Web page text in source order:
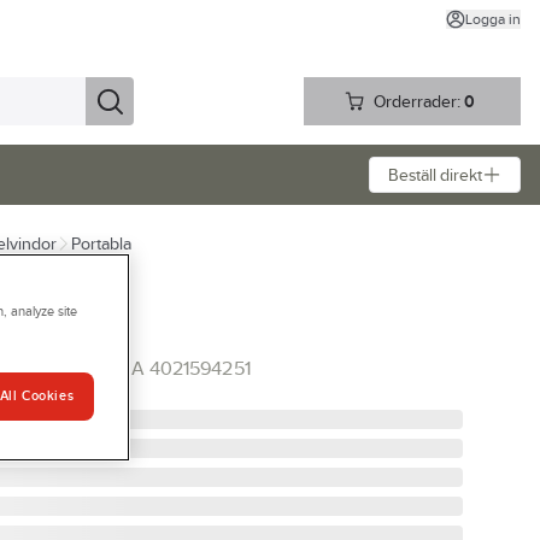
Logga in
Orderrader: 0
Beställ direkt
Portabla
3G1.5 GELIA 4021594251
analyze site
Cookies